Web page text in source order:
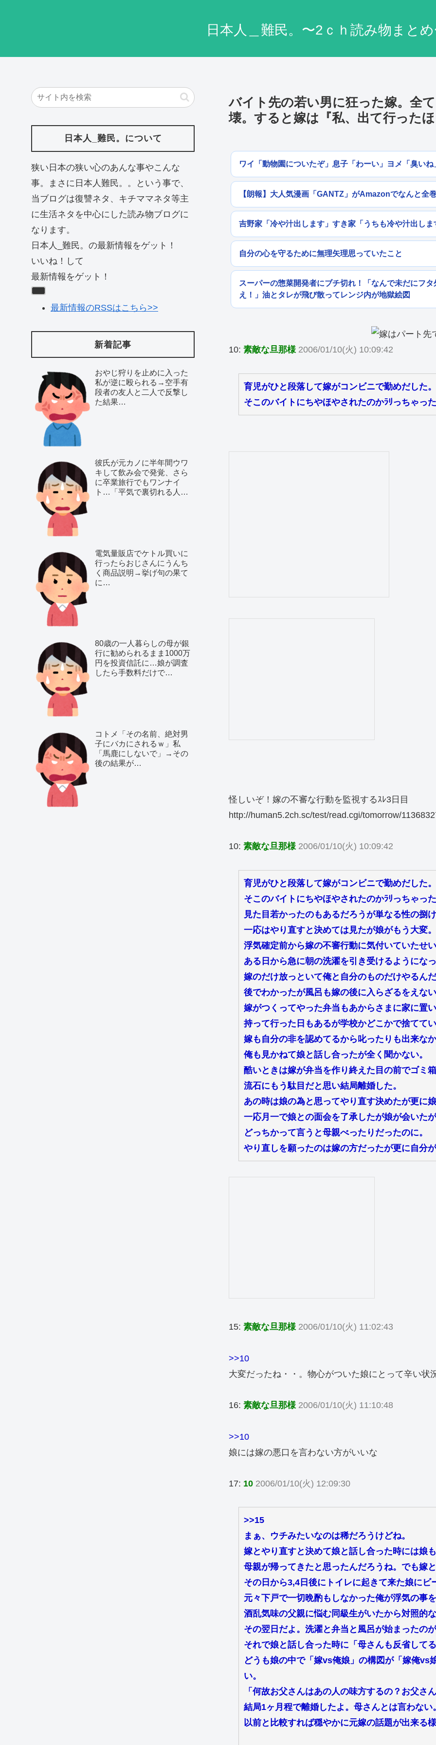
日本人＿難民。〜2ｃｈ読み物まと
バイト先の若い男に狂った嫁。全
壊。すると嫁は『私、出て行った
ワイ「動物園についたぞ」息子「わーい」ヨメ「臭い
【朗報】大人気漫画「GANTZ」がAmazonでなんと全
吉野家「冷や汁出します」すき家「うちも冷や汁出し
自分の心を守るために無理矢理思っていたこと
スーパーの惣菜開発者にブチ切れ！「なんで未だにフ
え！」油とタレが飛び散ってレンジ内が地獄絵図
10: 素敵な旦那様 2006/01/10(火) 10:09:42
育児がひと段落して嫁がコンビニで勤めだした。
そこのバイトにちやほやされたのかﾗﾘっちゃっ
怪しいぞ！嫁の不審な行動を監視するｽﾚ3日目
http://human5.2ch.sc/test/read.cgi/tomorrow/
10: 素敵な旦那様 2006/01/10(火) 10:09:42
育児がひと段落して嫁がコンビニで勤めだした。
そこのバイトにちやほやされたのかﾗﾘっちゃっ
見た目若かったのもあるだろうが単なる性の捌
一応はやり直すと決めては見たが娘がもう大変。
浮気確定前から嫁の不審行動に気付いていたせ
ある日から急に朝の洗濯を引き受けるようにな
嫁のだけ放っといて俺と自分のものだけやるん
後でわかったが風呂も嫁の後に入らざるをえな
嫁がつくってやった弁当もあからさまに家に置
持って行った日もあるが学校かどこかで捨てて
嫁も自分の非を認めてるから叱ったりも出来な
俺も見かねて娘と話し合ったが全く聞かない。
酷いときは嫁が弁当を作り終えた目の前でゴミ
流石にもう駄目だと思い結局離婚した。
あの時は娘の為と思ってやり直す決めたが更に
一応月一で娘との面会を了承したが娘が会いた
どっちかって言うと母親べったりだったのに。
やり直しを願ったのは嫁の方だったが更に自分
15: 素敵な旦那様 2006/01/10(火) 11:02:43
>>10
大変だったね・・。物心がついた娘にとって辛い状
16: 素敵な旦那様 2006/01/10(火) 11:10:48
>>10
娘には嫁の悪口を言わない方がいいな
17: 10 2006/01/10(火) 12:09:30
>>15
まぁ、ウチみたいなのは稀だろうけどね。
嫁とやり直すと決めて娘と話し合った時には娘
母親が帰ってきたと思ったんだろうね。でも嫁
その日から3,4日後にトイレに起きて来た娘にビ
元々下戸で一切晩酌もしなかった俺が浮気の事
酒乱気味の父親に悩む同級生がいたから対照的
その翌日だよ。洗濯と弁当と風呂が始まったの
それで娘と話し合った時に「母さんも反省して
どうも娘の中で「嫁vs俺娘」の構図が「嫁俺vs
い。
「何故お父さんはあの人の味方するの？お父さ
結局1ヶ月程で離婚したよ。母さんとは言わな
以前と比較すれば穏やかに元嫁の話題が出来る
日本人_難民。について
狭い日本の狭い心のあんな事やこんな
事。まさに日本人難民。。という事で、
当ブログは復讐ネタ、キチママネタ等主
に生活ネタを中心にした読み物ブログに
なります。
日本人_難民。の最新情報をゲット！
いいね！して
最新情報をゲット！
最新情報のRSSはこちら>>
新着記事
おやじ狩りを止めに入った
私が逆に殴られる→空手有
段者の友人と二人で反撃し
た結果…
彼氏が元カノに半年間ウワ
キして飲み会で発覚、さら
に卒業旅行でもワンナイ
ト…「平気で裏切れる人種
電気量販店でケトル買いに
行ったらおじさんにうんち
く商品説明→挙げ句の果て
に…
80歳の一人暮らしの母が銀
行に勧められるまま1000万
円を投資信託に…娘が調査
したら手数料だけで…
コトメ「その名前、絶対男
子にバカにされるｗ」私
「馬鹿にしないで」→その
後の結果が…